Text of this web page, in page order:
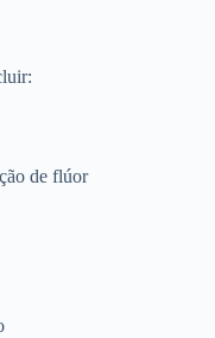
de flúor